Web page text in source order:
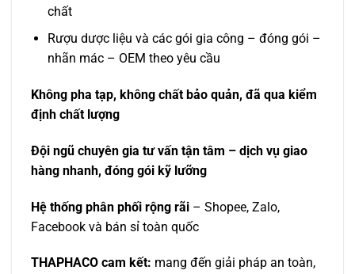
chất
Rượu dược liệu và các gói gia công – đóng gói –
nhãn mác – OEM theo yêu cầu
Không pha tạp, không chất bảo quản, đã qua kiểm
định chất lượng
Đội ngũ chuyên gia tư vấn tận tâm – dịch vụ giao
hàng nhanh, đóng gói kỹ lưỡng
Hệ thống phân phối rộng rãi – Shopee, Zalo,
Facebook và bán sỉ toàn quốc
THAPHACO cam kết: mang đến giải pháp an toàn,